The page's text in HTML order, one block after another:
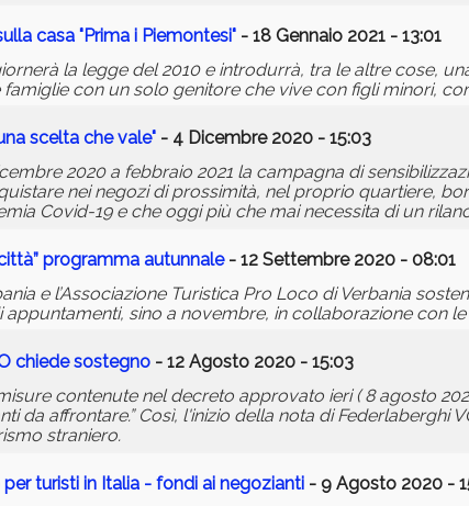
casa "Prima i Piemontesi" - 18 Gennaio 2021 - 13:01
la legge del 2010 e introdurrà, tra le altre cose,
famiglie con un solo genitore che vive con figli minori,
scelta che vale" - 4 Dicembre 2020 - 15:03
2020 a febbraio 2021 la campagna di
nei negozi di prossimità, nel proprio quartiere,
Covid-19 e che oggi più che mai necessita di un
programma autunnale- 12 Settembre 2020 - 08:01
e l’Associazione Turistica Pro Loco di Verbania
appuntamenti, sino a novembre, in collaborazione con
chiede sostegno - 12 Agosto 2020 - 15:03
contenute nel decreto approvato ieri ( 8 agosto
da affrontare.” Così, l'inizio della nota di Federlaberghi
straniero.
per turisti in Italia - fondi ai negozianti - 9 Agosto 2020 -